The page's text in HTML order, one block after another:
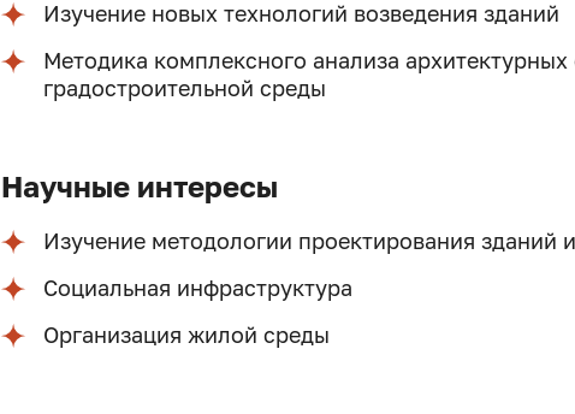
Изучение новых технологий возведения зданий
Методика комплексного анализа архитектурных
градостроительной среды
Научные интересы
Изучение методологии проектирования зданий
Социальная инфраструктура
Организация жилой среды